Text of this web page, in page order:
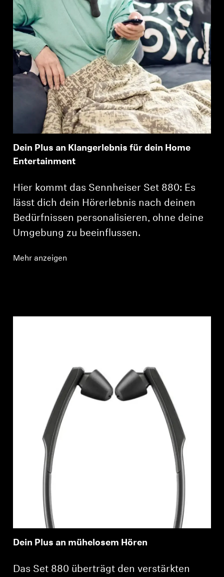
Dein Plus an Klangerlebnis für dein Home
Entertainment
Hier kommt das Sennheiser Set 880: Es
lässt dich dein Hörerlebnis nach deinen
Bedürfnissen personalisieren, ohne deine
Umgebung zu beeinflussen.
Mehr anzeigen
Dein Plus an mühelosem Hören
Das Set 880 überträgt den verstärkten